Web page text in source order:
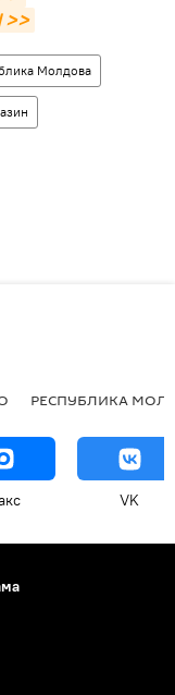
>>
Молдова
РЕСПУБЛИКА
VK